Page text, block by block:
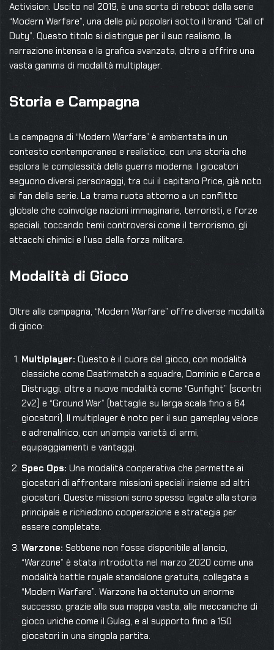
Activision. Uscito nel 2019, è una sorta di reboot della serie
“Modern Warfare”, una delle più popolari sotto il brand “Call of
Duty”. Questo titolo si distingue per il suo realismo, la
narrazione intensa e la grafica avanzata, oltre a offrire una
vasta gamma di modalità multiplayer.
Storia e Campagna
La campagna di “Modern Warfare” è ambientata in un
contesto contemporaneo e realistico, con una storia che
esplora le complessità della guerra moderna. I giocatori
seguono diversi personaggi, tra cui il capitano Price, già noto
ai fan della serie. La trama ruota attorno a un conflitto
globale che coinvolge nazioni immaginarie, terroristi, e forze
speciali, toccando temi controversi come il terrorismo, gli
attacchi chimici e l’uso della forza militare.
Modalità di Gioco
Oltre alla campagna, “Modern Warfare” offre diverse modalità
di gioco:
Multiplayer: Questo è il cuore del gioco, con modalità
classiche come Deathmatch a squadre, Dominio e Cerca e
Distruggi, oltre a nuove modalità come “Gunfight” (scontri
2v2) e “Ground War” (battaglie su larga scala fino a 64
giocatori). Il multiplayer è noto per il suo gameplay veloce
e adrenalinico, con un’ampia varietà di armi,
equipaggiamenti e vantaggi.
Spec Ops: Una modalità cooperativa che permette ai
giocatori di affrontare missioni speciali insieme ad altri
giocatori. Queste missioni sono spesso legate alla storia
principale e richiedono cooperazione e strategia per
essere completate.
Warzone: Sebbene non fosse disponibile al lancio,
“Warzone” è stata introdotta nel marzo 2020 come una
modalità battle royale standalone gratuita, collegata a
“Modern Warfare”. Warzone ha ottenuto un enorme
successo, grazie alla sua mappa vasta, alle meccaniche di
gioco uniche come il Gulag, e al supporto fino a 150
giocatori in una singola partita.